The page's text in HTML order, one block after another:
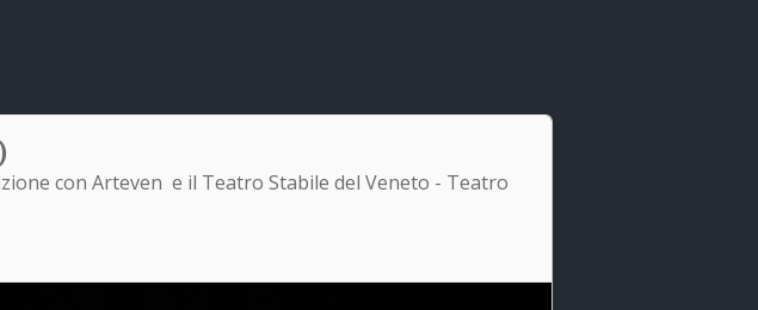
con Arteven e il Teatro Stabile del Veneto - Teatro